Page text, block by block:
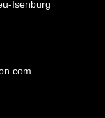
Isenburg